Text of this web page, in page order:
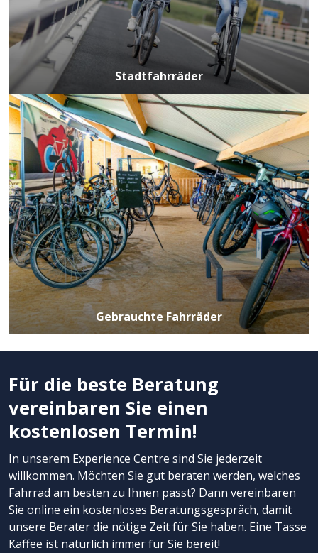
Stadtfahrräder
Gebrauchte Fahrräder
Für die beste Beratung
vereinbaren Sie einen
kostenlosen Termin!
In unserem Experience Centre sind Sie jederzeit
willkommen. Möchten Sie gut beraten werden, welches
Fahrrad am besten zu Ihnen passt? Dann vereinbaren
Sie online ein kostenloses Beratungsgespräch, damit
unsere Berater die nötige Zeit für Sie haben. Eine Tasse
Kaffee ist natürlich immer für Sie bereit!